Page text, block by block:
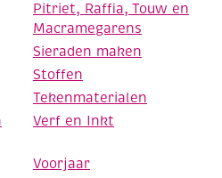
Pitriet, Raffia, Touw en
Macramegarens
Sieraden maken
Stoffen
Tekenmaterialen
Verf en Inkt
Voorjaar